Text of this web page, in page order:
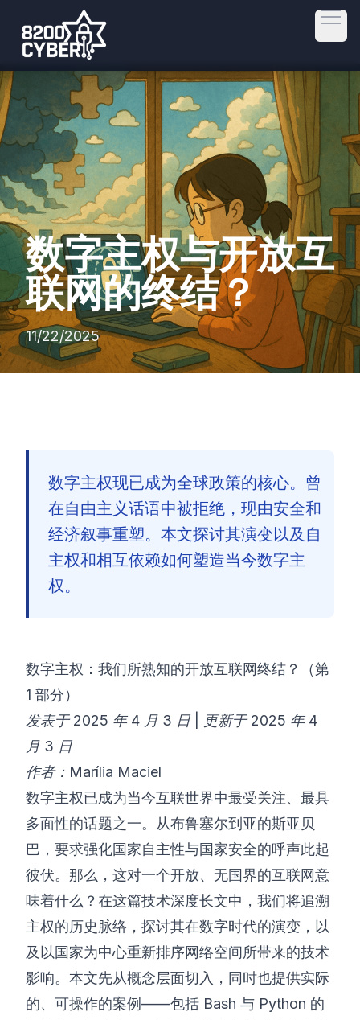
©2026 8200 网络安全训练营
数字主权与开放互
联网的终结？
11/22/2025
数字主权现已成为全球政策的核心。曾
在自由主义话语中被拒绝，现由安全和
经济叙事重塑。本文探讨其演变以及自
主权和相互依赖如何塑造当今数字主
权。
数字主权：我们所熟知的开放互联网终结？（第
1 部分）
发表于 2025 年 4 月 3 日 | 更新于 2025 年 4
月 3 日
作者：Marília Maciel
数字主权已成为当今互联世界中最受关注、最具
多面性的话题之一。从布鲁塞尔到亚的斯亚贝
巴，要求强化国家自主性与国家安全的呼声此起
彼伏。那么，这对一个开放、无国界的互联网意
味着什么？在这篇技术深度长文中，我们将追溯
主权的历史脉络，探讨其在数字时代的演变，以
及以国家为中心重新排序网络空间所带来的技术
影响。本文先从概念层面切入，同时也提供实际
的、可操作的案例——包括 Bash 与 Python 的